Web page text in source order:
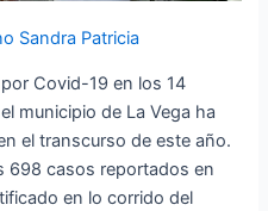
Sandra Patricia
Covid-19 en los 14
municipio de La Vega ha
el transcurso de este año.
698 casos reportados en
en lo corrido del